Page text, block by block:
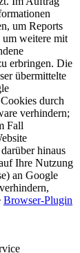
um Reports
um weitere mit
erbringen. Die
übermittelte
durch
verhindern;
Fall
hinaus
Ihre Nutzung
an Google
Browser-Plugin